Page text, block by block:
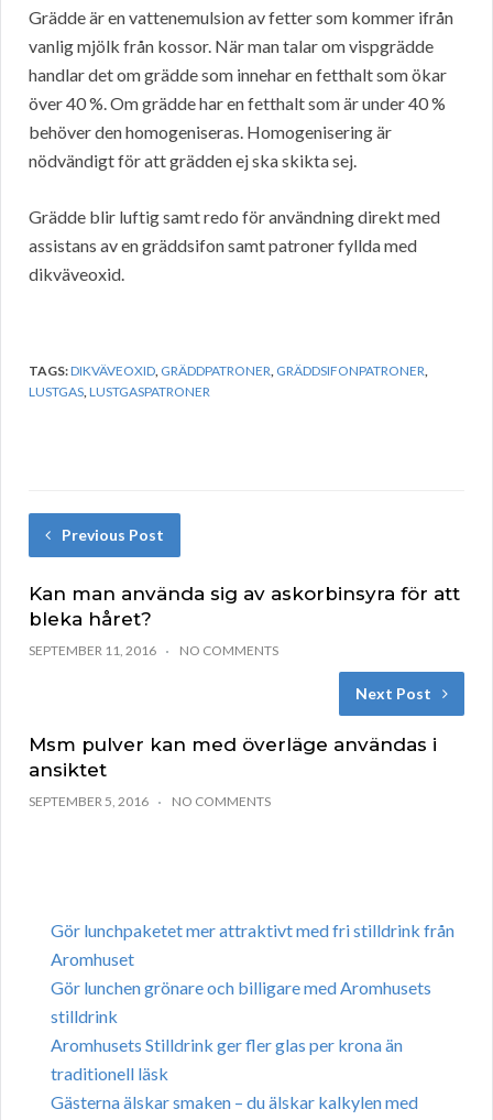
Grädde är en vattenemulsion av fetter som kommer ifrån
vanlig mjölk från kossor. När man talar om vispgrädde
handlar det om grädde som innehar en fetthalt som ökar
över 40 %. Om grädde har en fetthalt som är under 40 %
behöver den homogeniseras. Homogenisering är
nödvändigt för att grädden ej ska skikta sej.
Grädde blir luftig samt redo för användning direkt med
assistans av en gräddsifon samt patroner fyllda med
dikväveoxid.
TAGS:DIKVÄVEOXID, GRÄDDPATRONER, GRÄDDSIFONPATRONER,
LUSTGAS,LUSTGASPATRONER
Previous Post
Kan man använda sig av askorbinsyra för att
bleka håret?
SEPTEMBER 11, 2016 NO COMMENTS
Next Post
Msm pulver kan med överläge användas i
ansiktet
SEPTEMBER 5, 2016 NO COMMENTS
Gör lunchpaketet mer attraktivt med fri stilldrink från
Aromhuset
Gör lunchen grönare och billigare med Aromhusets
stilldrink
Aromhusets Stilldrink ger fler glas per krona än
traditionell läsk
Gästerna älskar smaken – du älskar kalkylen med